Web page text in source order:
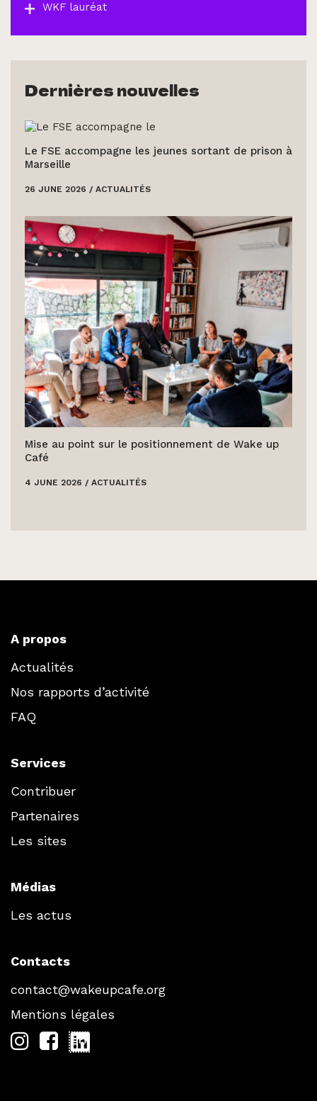
WKF lauréat
Dernières nouvelles
Le FSE accompagne les jeunes sortant de prison à
Marseille
26 JUNE 2026 / ACTUALITÉS
Mise au point sur le positionnement de Wake up
Café
4 JUNE 2026 / ACTUALITÉS
A propos
Actualités
Nos rapports d’activité
FAQ
Services
Contribuer
Partenaires
Les sites
Médias
Les actus
Contacts
contact@wakeupcafe.org
Mentions légales